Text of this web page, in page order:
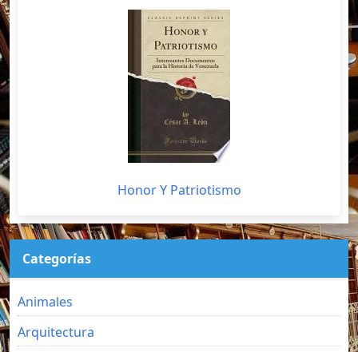
Honor Y Patriotismo
Categorías
Animales
Arquitectura